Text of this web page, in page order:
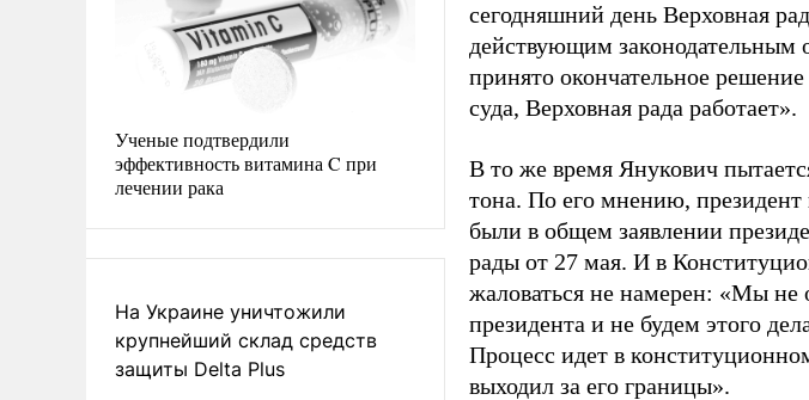
Ученые подтвердили
эффективность витамина C при
лечении рака
На Украине уничтожили
крупнейший склад средств
защиты Delta Plus
сегодняшний день Верховная
действующим законодательным
принято окончательное
суда, Верховная рада работает».
В то же время Янукович
тона. По его мнению,
были в общем заявлении
рады от 27 мая. И в
жаловаться не намерен: «Мы не
президента и не будем этого
Процесс идет в
выходил за его границы».